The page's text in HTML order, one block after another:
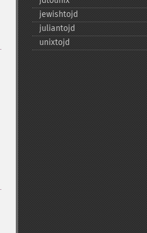
jewishtojd
juliantojd
unixtojd